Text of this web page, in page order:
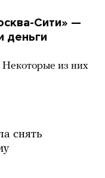
Сити» —
деньги
из них
снять